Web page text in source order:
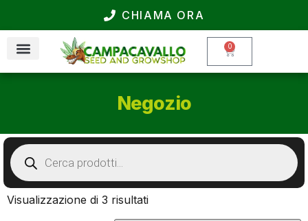
CHIAMA ORA
0
Negozio
Visualizzazione di 3 risultati